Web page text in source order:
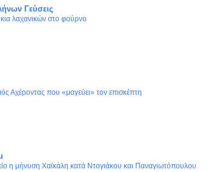
Γεύσεις
λαχανικών στο φούρνο
Αχέροντας που «μαγεύει» τον επισκέπτη
η μήνυση Χαϊκάλη κατά Ντογιάκου και Παναγιωτόπουλου